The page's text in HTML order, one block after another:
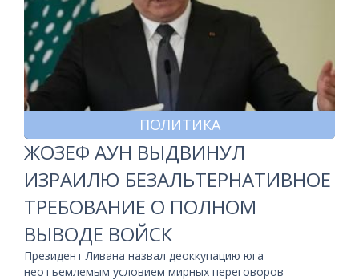
ПОЛИТИКА
ЖОЗЕФ АУН ВЫДВИНУЛ
ИЗРАИЛЮ БЕЗАЛЬТЕРНАТИВНОЕ
ТРЕБОВАНИЕ О ПОЛНОМ
ВЫВОДЕ ВОЙСК
Президент Ливана назвал деоккупацию юга
неотъемлемым условием мирных переговоров